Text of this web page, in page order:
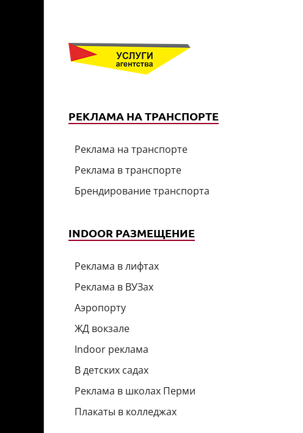
РЕКЛАМА НА ТРАНСПОРТЕ
Реклама на транспорте
Реклама в транспорте
Брендирование транспорта
INDOOR РАЗМЕЩЕНИЕ
Реклама в лифтах
Реклама в ВУЗах
Аэропорту
ЖД вокзале
Indoor реклама
В детских садах
Реклама в школах Перми
Плакаты в колледжах